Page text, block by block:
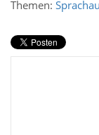
Themen: